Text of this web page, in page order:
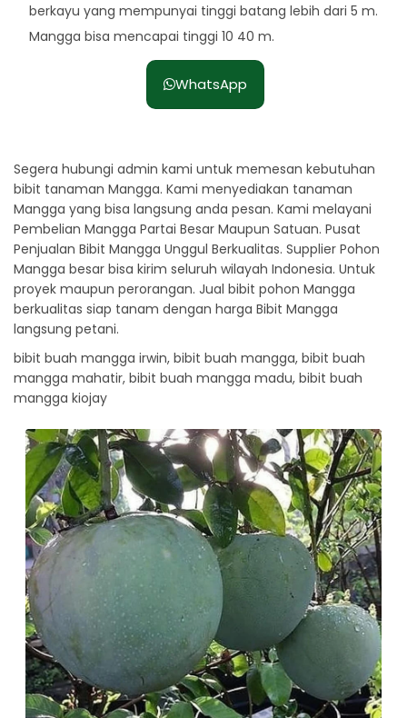
berkayu yang mempunyai tinggi batang lebih dari 5 m.
Mangga bisa mencapai tinggi 10 40 m.
WhatsApp
Segera hubungi admin kami untuk memesan kebutuhan
bibit tanaman Mangga. Kami menyediakan tanaman
Mangga yang bisa langsung anda pesan. Kami melayani
Pembelian Mangga Partai Besar Maupun Satuan. Pusat
Penjualan Bibit Mangga Unggul Berkualitas. Supplier Pohon
Mangga besar bisa kirim seluruh wilayah Indonesia. Untuk
proyek maupun perorangan. Jual bibit pohon Mangga
berkualitas siap tanam dengan harga Bibit Mangga
langsung petani.
bibit buah mangga irwin, bibit buah mangga, bibit buah
mangga mahatir, bibit buah mangga madu, bibit buah
mangga kiojay